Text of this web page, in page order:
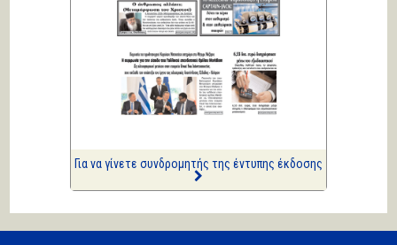
Πολιτικά και άλλα
ΑΡΙΩΝ
Ιστορίες Καθημερινής
Τρέλας
συλλήψεις...
Για να γίνετε συνδρομητής της έντυπης έκδοσης